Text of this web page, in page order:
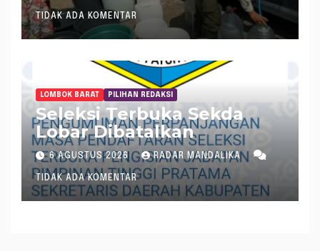
TIDAK ADA KOMENTAR
LOMBOK BARAT PILIHAN REDAKSI
Seleksi Terbuka Sekda
Lobar Dibatalkan
6 AGUSTUS 2026 RADAR MANDALIKA
TIDAK ADA KOMENTAR